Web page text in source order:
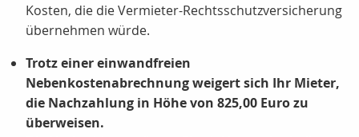
Kosten, die die Vermieter-Rechtsschutzversicherung
übernehmen würde.
Trotz einer einwandfreien
Nebenkostenabrechnung weigert sich Ihr Mieter,
die Nachzahlung in Höhe von 825,00 Eurozu
überweisen.